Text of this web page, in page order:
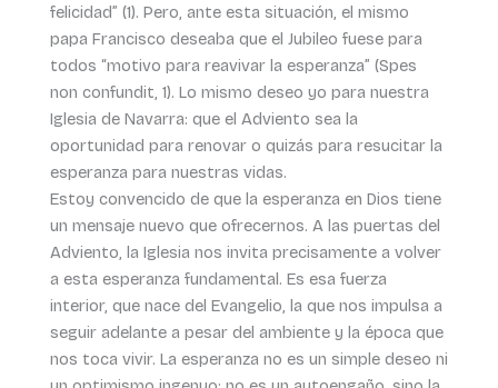
felicidad” (1). Pero, ante esta situación, el mismo
papa Francisco deseaba que el Jubileo fuese para
todos “motivo para reavivar la esperanza” (Spes
non confundit, 1). Lo mismo deseo yo para nuestra
Iglesia de Navarra: que el Adviento sea la
oportunidad para renovar o quizás para resucitar la
esperanza para nuestras vidas.
Estoy convencido de que la esperanza en Dios tiene
un mensaje nuevo que ofrecernos. A las puertas del
Adviento, la Iglesia nos invita precisamente a volver
a esta esperanza fundamental. Es esa fuerza
interior, que nace del Evangelio, la que nos impulsa a
seguir adelante a pesar del ambiente y la época que
nos toca vivir. La esperanza no es un simple deseo ni